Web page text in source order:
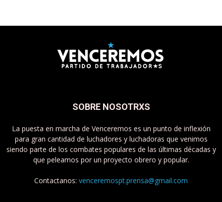
SOBRE NOSOTRXS
La puesta en marcha de Venceremos es un punto de inflexión
para gran cantidad de luchadores y luchadoras que venimos
siendo parte de los combates populares de las últimas décadas y
que peleamos por un proyecto obrero y popular.
Contactanos: venceremospt.prensa@gmail.com